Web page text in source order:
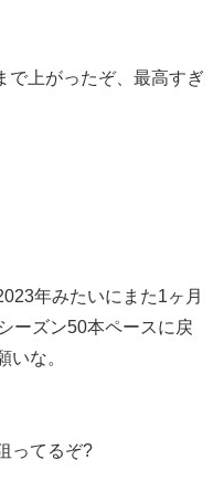
で上がったぞ、最高すぎ
年みたいにまた1ヶ月
ーズン50本ペースに戻
いな。
ってるぞ?